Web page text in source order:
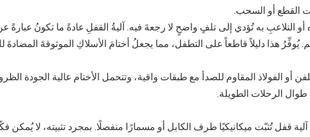
القطع أو السحب.
التلاعبِ به تُؤدي إلى تلفٍ واضحٍ لا رجعةَ فيه. آليةُ القفلِ عادةً ما تكونُ عبارةً
يُوفِّرُ هذا دليلاً قاطعاً على التطفل، مما يجعلُ أختامَ الأسلاكِ الموثوقةَ
أو الفولاذ المقاوم للصدأ مع طبقات واقية، وتتحمل الأختام عالية الجودة
طوال الرحلات الطويلة.
قفل تُثبّت ميكانيكيًا طرف الكابل أو مسمارًا منفصلًا. بمجرد تثبيته، لا يُمكن